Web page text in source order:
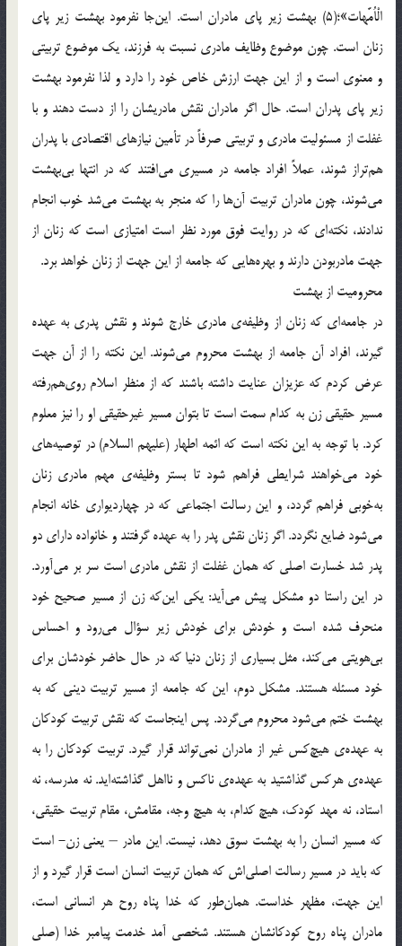
الْاُمَّهات»؛(5) بهشت زير پاي مادران است. اين‌جا نفرمود بهشت زير پاي
زنان است. چون موضوع وظايف مادري نسبت به فرزند، يک موضوع تربيتي
و معنوي است و از اين جهت ارزش خاص خود را دارد و لذا نفرمود بهشت
زير پاي پدران است. حال اگر مادران نقش مادريشان را از دست دهند و با
غفلت از مسئوليت مادري و تربيتي صرفاً در تأمين نيازهاي اقتصادي با پدران
هم‌تراز شوند، عملاً افراد جامعه در مسيري مي‌افتند که در انتها بي‌بهشت
مي‌شوند، چون مادران تربيت آن‌ها را که منجر به بهشت مي‌شد خوب انجام
ندادند، نکته‌اي که در روايت فوق مورد نظر است امتيازي است که زنان از
جهت مادربودن دارند و بهره‌هايي که جامعه از اين جهت از زنان خواهد برد.
محروميت از بهشت
در جامعه‌اي كه زنان از وظيفه‌ي مادري خارج شوند و نقش پدري به عهده
گيرند، افراد آن جامعه از بهشت محروم مي‌شوند. اين نکته را از آن جهت
عرض کردم که عزيزان عنايت داشته باشند که از منظر اسلام روي‌هم‌رفته
مسير حقيقي زن به کدام سمت است تا بتوان مسير غيرحقيقي او را نيز معلوم
کرد. با توجه به اين نکته است که ائمه اطهار (عليهم السلام) در توصيه‌هاي
خود مي‌خواهند شرايطي فراهم شود تا بستر وظيفه‌ي مهم مادري زنان
به‌خوبي فراهم گردد، و اين رسالت اجتماعي که در چهارديواري خانه انجام
مي‌شود ضايع نگردد. اگر زنان نقش پدر را به عهده گرفتند و خانواده داراي دو
پدر شد خسارت اصلي که همان غفلت از نقش مادري است سر بر مي‌آورد.
در اين راستا دو مشكل پيش مي‌آيد: يكي اين‌كه زن از مسير صحيح خود
منحرف شده است و خودش براي خودش زير سؤال مي‌رود و احساس
بي‌هويتي مي‌کند، مثل بسياري از زنان دنيا كه در حال حاضر خودشان براي
خود مسئله هستند. مشكل دوم، اين که جامعه از مسير تربيت ديني كه به
بهشت ختم مي‌شود محروم مي‌گردد. پس اينجاست كه نقش تربيت کودکان
به عهده‌ي هيچ‌كس غير از مادران نمي‌تواند قرار گيرد. تربيت کودکان را به
عهده‌ي هركس گذاشتيد به عهده‌ي ناكس و نااهل گذاشته‌ايد. نه مدرسه، نه
استاد، نه مهد کودک، هيچ كدام، به هيچ وجه، مقامش، مقام تربيت حقيقي،
كه مسير انسان را به بهشت سوق دهد، نيست. اين مادر – يعني زن- است
که بايد در مسير رسالت اصلي‌اش که همان تربيت انسان است قرار گيرد و از
اين جهت، مظهر خداست. همان‌طور که خدا پناه روح هر انساني است،
مادران پناه روح کودکانشان هستند. شخصي آمد خدمت پيامبر خدا (صلي